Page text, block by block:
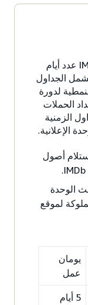
تمثل الجداول الزمنية لإنتاج إعلانات IMDb عدد أيام
الجداول
لدورة
الحملات
الزمنية
الإعلانية.
أصول
الوحدة
لموقع
يومان
عمل
5 أيام